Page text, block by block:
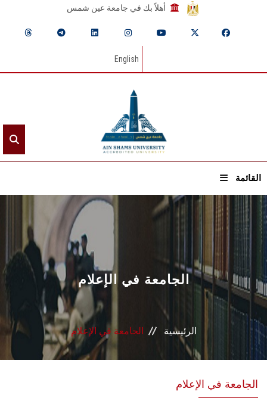
أهلاً بك في جامعة عين شمس
English
القائمة
عن الجامعة
القطاعـات
الشئون الأكاديمية
البحث العلمي
الجامعة في الإعلام
الرئيسية الجامعة في الإعلام
الجامعة في الإعلام